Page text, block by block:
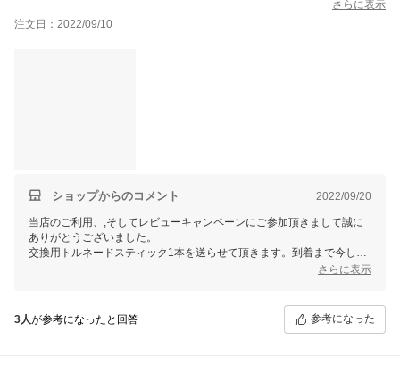
た。
早速使ってみて…とても心地良いです。
で☆４で。
さらに表示
注文日：2022/09/10
ショップからのコメント 2022/09/20
当店のご利用、,そしてレビューキャンペーンにご参加頂きまして誠に
ありがとうございました。
交換用トルネードスティック1本を送らせて頂きます。到着まで今しば
まいりますので、 またのご利用を心よりお待ち申し上げております。
さらに表示
3人が参考になったと回答 参考になった